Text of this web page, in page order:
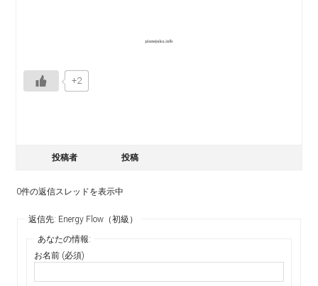
+2
投稿者 投稿
0件の返信スレッドを表示中
返信先: Energy Flow（初級）
あなたの情報:
お名前 (必須)